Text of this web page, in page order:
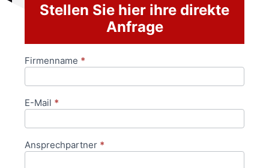
Stellen Sie hier ihre direkte
Anfrage
Anfrageformular
Firmenname *
E-Mail *
Ansprechpartner *